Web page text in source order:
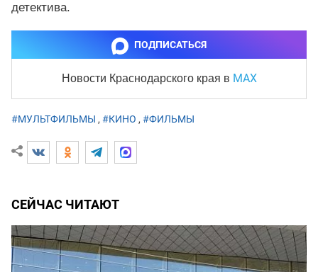
детектива.
ПОДПИСАТЬСЯ
Новости Краснодарского края в MAX
#МУЛЬТФИЛЬМЫ , #КИНО , #ФИЛЬМЫ
СЕЙЧАС ЧИТАЮТ